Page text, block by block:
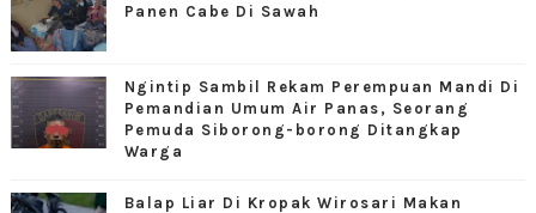
Panen Cabe Di Sawah
Ngintip Sambil Rekam Perempuan Mandi Di
Pemandian Umum Air Panas, Seorang
Pemuda Siborong-borong Ditangkap
Warga
Balap Liar Di Kropak Wirosari Makan